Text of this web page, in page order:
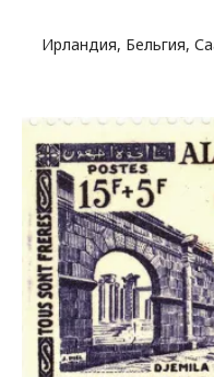
Ирландия, Бельгия,